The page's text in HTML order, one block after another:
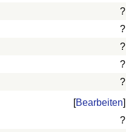
?
?
?
?
?
[Bearbeiten]
?